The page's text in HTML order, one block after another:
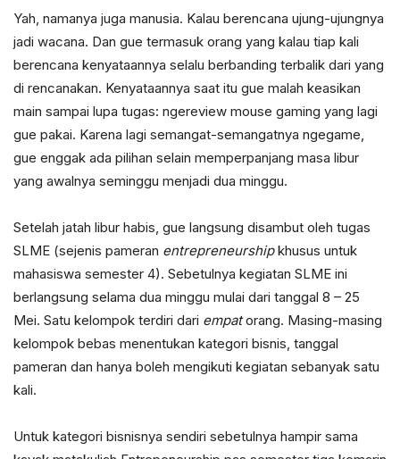
Yah, namanya juga manusia. Kalau berencana ujung-ujungnya
jadi wacana. Dan gue termasuk orang yang kalau tiap kali
berencana kenyataannya selalu berbanding terbalik dari yang
di rencanakan. Kenyataannya saat itu gue malah keasikan
main sampai lupa tugas: ngereview mouse gaming yang lagi
gue pakai. Karena lagi semangat-semangatnya ngegame,
gue enggak ada pilihan selain memperpanjang masa libur
yang awalnya seminggu menjadi dua minggu.
Setelah jatah libur habis, gue langsung disambut oleh tugas
SLME (sejenis pameran entrepreneurshipkhusus untuk
mahasiswa semester 4). Sebetulnya kegiatan SLME ini
berlangsung selama dua minggu mulai dari tanggal 8 – 25
Mei. Satu kelompok terdiri dari empatorang. Masing-masing
kelompok bebas menentukan kategori bisnis, tanggal
pameran dan hanya boleh mengikuti kegiatan sebanyak satu
kali.
Untuk kategori bisnisnya sendiri sebetulnya hampir sama